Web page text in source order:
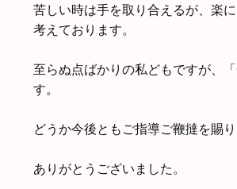
苦しい時は手を取り合えるが、楽
考えております。
至らぬ点ばかりの私どもですが、
す。
どうか今後ともご指導ご鞭撻を賜
ありがとうございました。